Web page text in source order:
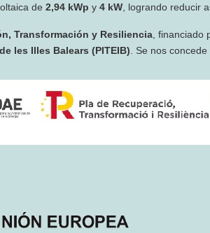
de 2,94 kWp y 4 kW, logrando reducir
Transformación y Resiliencia, financiado
les Illes Balears (PITEIB). Se nos